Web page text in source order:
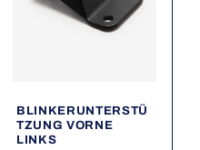
BLINKERUNTERSTÜ
TZUNG VORNE
LINKS